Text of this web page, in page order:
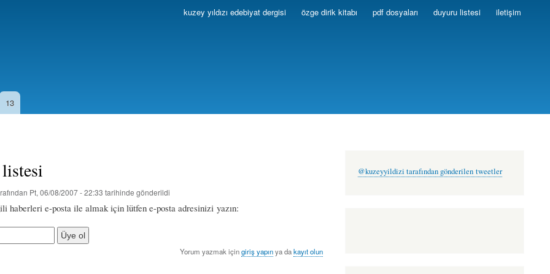
kuzey yıldızı edebiyat dergisi özge dirik kitabı pdf dosyaları duyuru listesi iletişim
13
Pt, 06/08/2007 - 22:33 tarihinde gönderildi
haberleri e-posta ile almak için lütfen e-posta adresinizi yazın:
Yorum yazmak içingiriş yapınya dakayıt olun
@kuzeyyildizi tarafından gönderilen tweetler